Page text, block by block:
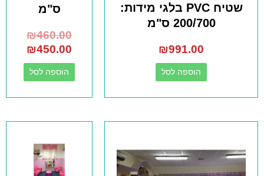
שטיח PVC בלגי מידות:
200/700 ס"מ
₪991.00
הוספה לסל
ס"מ
₪460.00
₪450.00
הוספה לסל